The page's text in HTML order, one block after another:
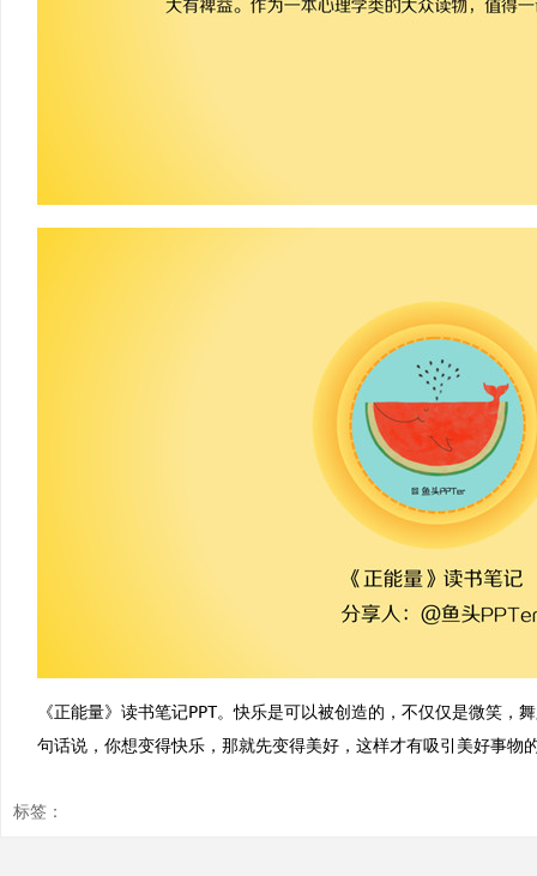
《正能量》读书笔记PPT。快乐是可以被创造的，不仅仅是微笑
句话说，你想变得快乐，那就先变得美好，这样才有吸引美好事物
标签：